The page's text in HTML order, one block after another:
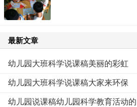
最新文章
幼儿园大班科学说课稿美丽的彩虹
幼儿园大班科学说课稿大家来环保
幼儿园说课稿幼儿园科学教育活动的